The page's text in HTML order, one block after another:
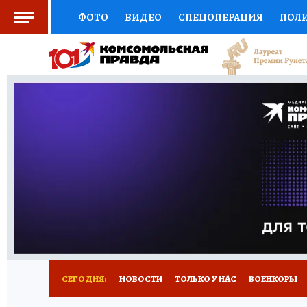
ФОТО ВИДЕО СПЕЦОПЕРАЦИЯ
СОЦПОДДЕРЖКА НАУКА СПОРТ
ВЫБОР ЭКСПЕРТОВ ДОКТОР
ПРОГНОЗЫ НА СПОРТ
НОВОЕ
СЕГОДНЯ: НОВОСТИ ТОЛЬКО У НАС ВОЕНКОРЫ